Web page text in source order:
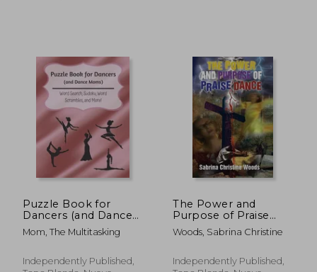
45%
dcto.
$ 206.33
$ 113.48
45%
dcto.
Puzzle Book for
Dancers (and Dance
Moms): Word Search,
Sudoku, Word
(en Inglés)
Mom, The Multitasking
Independently Published,
The Power and
Purpose of Praise
Dance (en Inglés)
Woods, Sabrina Christine
Independently Published,